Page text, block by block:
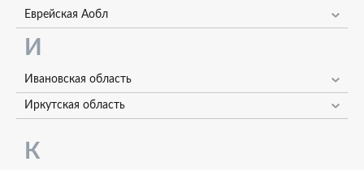
Еврейская Аобл
И
Ивановская область
Иркутская область
К